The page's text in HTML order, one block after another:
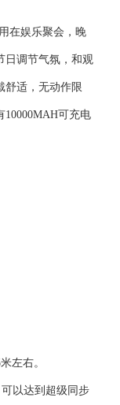
在娱乐聚会，晚
日调节气氛，和观
舒适，无动作限
可充电
左右。
以达到超级同步